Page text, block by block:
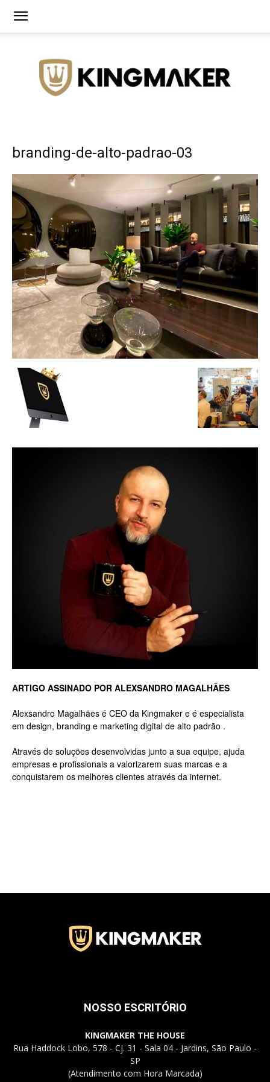
Agência
de
Branding
de
Premium
e
Luxo
Rua
Haddock
branding-de-alto-padrao-03
ARTIGO ASSINADO POR ALEXSANDRO MAGALHÃES
Alexsandro Magalhães é CEO da Kingmaker e é especialista
em design, branding e marketing digital de alto padrão .
Através de soluções desenvolvidas junto a sua equipe, ajuda
empresas e profissionais a valorizarem suas marcas e a
conquistarem os melhores clientes através da internet.
NOSSO ESCRITÓRIO
KINGMAKER THE HOUSE
Rua Haddock Lobo, 578 - Cj. 31 - Sala 04 - Jardins, São Paulo -
SP
(Atendimento com Hora Marcada)